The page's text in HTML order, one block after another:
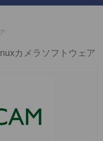
カメラソフトウェア